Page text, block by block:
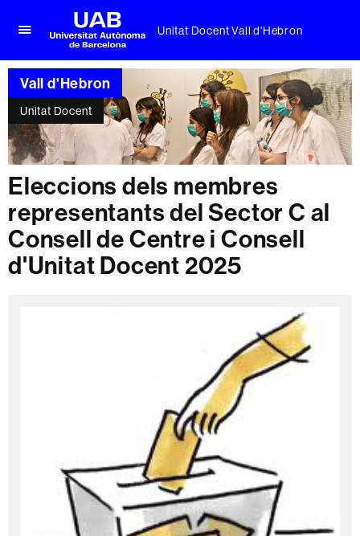
per
desplegar
el
menú
de
Unitat
Docent
Vall
d'Hebron
Universitat
Autònoma
de
Barcelona
Unitat Docent Vall d'Hebron
Vall d'Hebron
Unitat Docent
Eleccions dels membres
representants del Sector C al
Consell de Centre i Consell
d'Unitat Docent 2025